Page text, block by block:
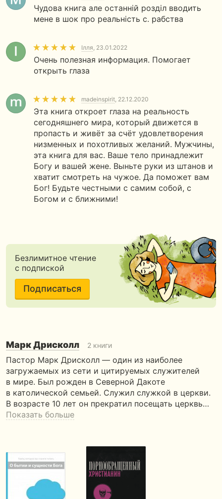
Чудова книга але останній розділ вводить
мене в шок про реальність с. рабства
Ілля, 23.01.2022
Очень полезная информация. Помогает
открыть глаза
madeinspirit, 22.12.2020
Эта книга откроет глаза на реальность
сегодняшнего мира, который движется в
пропасть и живёт за счёт удовлетворения
низменных и похотливых желаний. Мужчины,
эта книга для вас. Ваше тело принадлежит
Богу и вашей жене. Выньте руки из штанов и
хватит смотреть на чужое. Да поможет вам
Бог! Будьте честными с самим собой, с
Богом и с ближними!
Безлимитное чтение
с подпиской
Подписаться
Марк Дрисколл 2 книги
Пастор Марк Дрисколл — один из наиболее
загружаемых из сети и цитируемых служителей
в мире. Был рожден в Северной Дакоте
в католической семьей. Служил служкой в церкви.
В возрасте 10 лет он прекратил посещать церквь…
Показать больше